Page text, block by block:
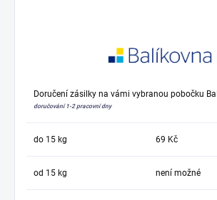
Doručení zásilky na vámi vybranou pobočku
doručování 1-2 pracovní dny
do 15 kg 69 Kč
od 15 kg není možné